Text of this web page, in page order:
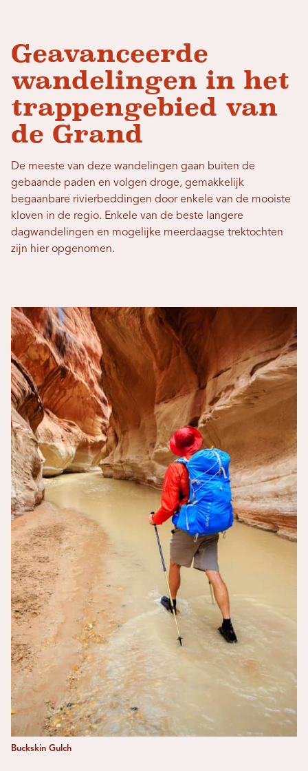
Geavanceerde
wandelingen in het
trappengebied van
de Grand
De meeste van deze wandelingen gaan buiten de
gebaande paden en volgen droge, gemakkelijk
begaanbare rivierbeddingen door enkele van de mooiste
kloven in de regio. Enkele van de beste langere
dagwandelingen en mogelijke meerdaagse trektochten
zijn hier opgenomen.
Buckskin Gulch